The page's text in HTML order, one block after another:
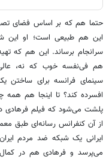
حتما هم که بر اساس فضای
این هم طبیعی است؛ او این
سرانجام برساند. این هم که
هم فی‌نفسه خوب که نه،
سینمای فرانسه برای ساختن
افسرده کند؟ تا اینجا هم همه
پلشت می‌شود که فیلم فرهادی
از آن کنفرانس رسانه‌ای طبق
ایرانی یک شبکه ضد مردم
می‌پرسد و فرهادی هم در کمال